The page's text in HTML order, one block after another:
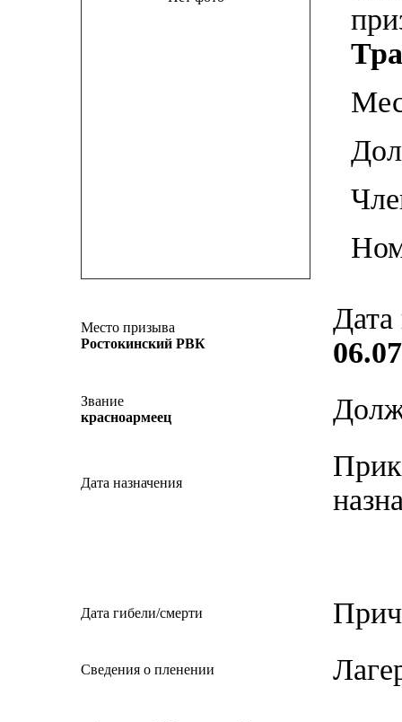
Место призыва
Ростокинский РВК
Дата
Звание
красноармеец
Дата назначения
Дата гибели/смерти
Сведения о пленении